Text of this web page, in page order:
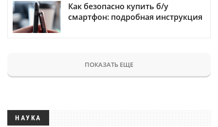
Как безопасно купить б/у
смартфон: подробная инструкция
ПОКАЗАТЬ ЕЩЕ
НАУКА